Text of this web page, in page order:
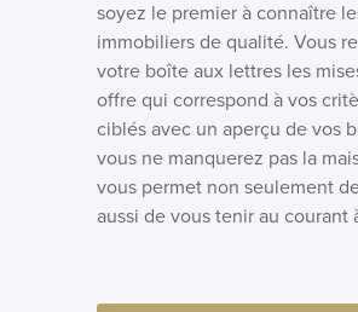
soyez le premier à connaître
immobiliers de qualité. Vous
votre boîte aux lettres les
offre qui correspond à vos
ciblés avec un aperçu de vos
vous ne manquerez pas la
vous permet non seulement
aussi de vous tenir au courant